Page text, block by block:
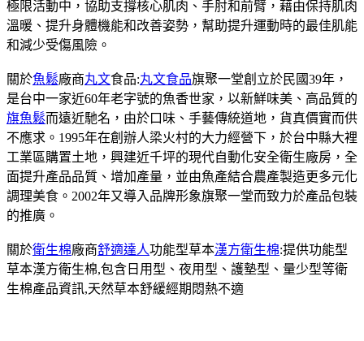
極限活動中，協助支撐核心肌肉、手肘和前臂，藉由保持肌肉
溫暖、提升身體機能和改善姿勢，幫助提升運動時的最佳肌能
和減少受傷風險。
關於魚鬆廠商丸文食品:丸文食品旗聚一堂創立於民國39年，
是台中一家近60年老字號的魚香世家，以新鮮味美、高品質的
旗魚鬆而遠近馳名，由於口味、手藝傳統道地，貨真價實而供
不應求。1995年在創辦人梁火村的大力經營下，於台中縣大裡
工業區購置土地，興建近千坪的現代自動化安全衛生廠房，全
面提升產品品質、增加產量，並由魚產結合農產製造更多元化
調理美食。2002年又導入品牌形象旗聚一堂而致力於產品包裝
的推廣。
關於衛生棉廠商舒適達人功能型草本漢方衛生棉:提供功能型
草本漢方衛生棉,包含日用型、夜用型、護墊型、量少型等衛
生棉產品資訊,天然草本舒緩經期悶熱不適